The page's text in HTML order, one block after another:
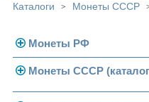
Каталоги > Монеты СССР
Монеты РФ
Современная Россия
Монеты СССР